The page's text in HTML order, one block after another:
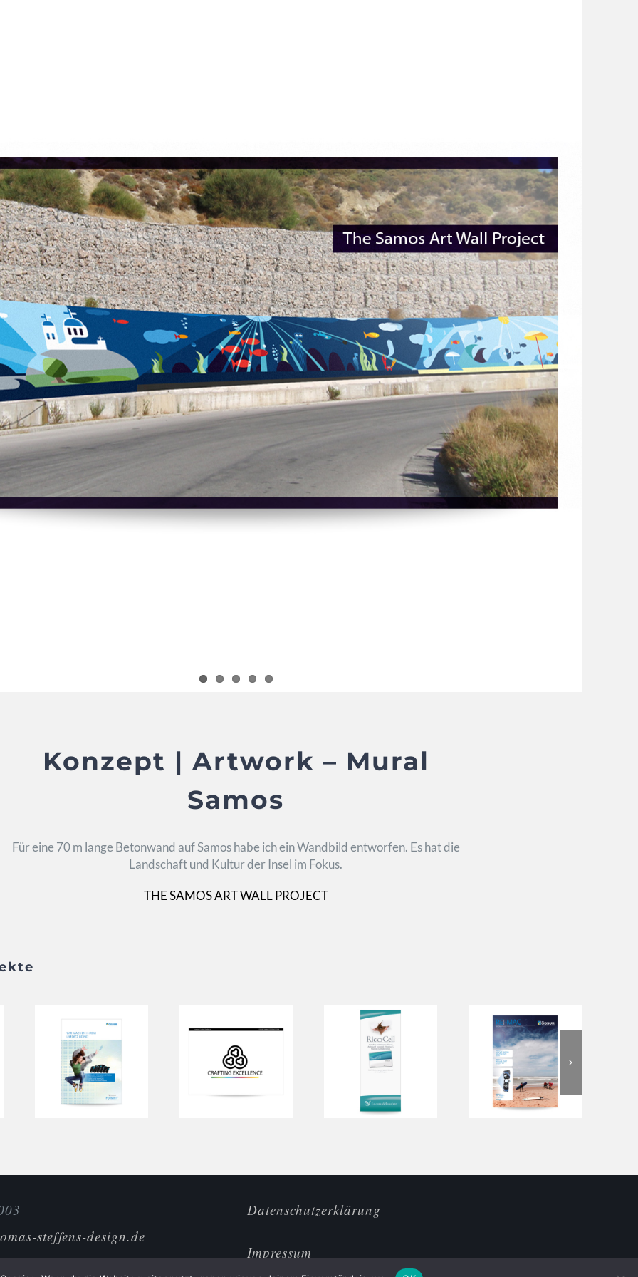
Konzept | Artwork – Mural
Samos
Für eine 70 m lange Betonwand auf Samos habe ich ein Wandbild entworfen. Es hat die
Landschaft und Kultur der Insel im Fokus.
THE SAMOS ART WALL PROJECT
steffens-design.de
Datenschutzerklärung
Impressum